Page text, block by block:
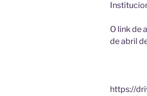
O link de
de abril
https://